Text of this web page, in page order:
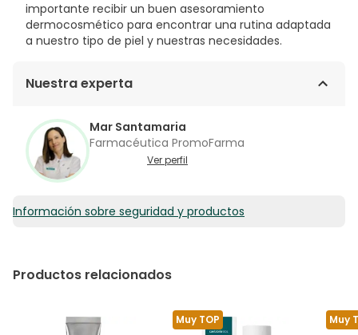
importante recibir un buen asesoramiento
dermocosmético para encontrar una rutina adaptada
a nuestro tipo de piel y nuestras necesidades.
Nuestra experta
Mar Santamaria
Farmacéutica PromoFarma
Ver perfil
Información sobre seguridad y productos
Productos relacionados
Muy TOP Muy